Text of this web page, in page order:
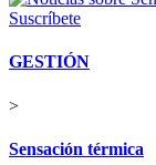
Suscríbete
GESTIÓN
>
Sensación térmica